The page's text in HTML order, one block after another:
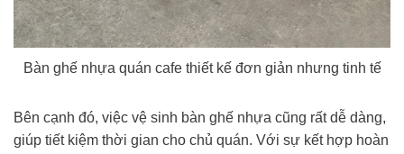
Bàn ghế nhựa quán cafe thiết kế đơn giản nhưng tinh tế
Bên cạnh đó, việc vệ sinh bàn ghế nhựa cũng rất dễ dàng,
giúp tiết kiệm thời gian cho chủ quán. Với sự kết hợp hoàn